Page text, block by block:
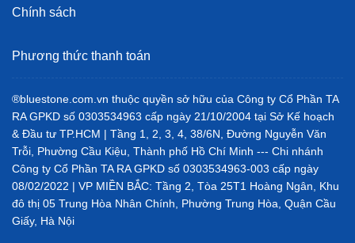
Chính sách
Phương thức thanh toán
®bluestone.com.vn thuộc quyền sở hữu của Công ty Cổ Phần TA
RA GPKD số 0303534963 cấp ngày 21/10/2004 tại Sở Kế hoạch
& Đầu tư TP.HCM | Tầng 1, 2, 3, 4, 38/6N, Đường Nguyễn Văn
Trỗi, Phường Cầu Kiệu, Thành phố Hồ Chí Minh --- Chi nhánh
Công ty Cổ Phần TA RA GPKD số 0303534963-003 cấp ngày
08/02/2022 | VP MIỀN BẮC: Tầng 2, Tòa 25T1 Hoàng Ngân, Khu
đô thị 05 Trung Hòa Nhân Chính, Phường Trung Hòa, Quận Cầu
Giấy, Hà Nội